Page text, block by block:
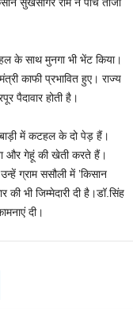
के साथ मुनगा भी भेंट किया।
काफी प्रभावित हुए। राज्य
पैदावार होती है।
में कटहल के दो पेड़ हैं।
और गेहूं की खेती करते हैं।
ग्राम ससौली में ’किसान
भी जिम्मेदारी दी है।डॉ.सिंह
दी।